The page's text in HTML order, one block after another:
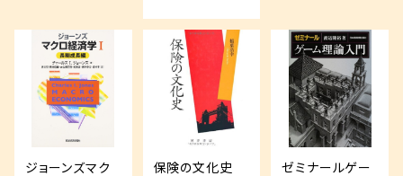
ジョーンズマク
保険の文化史
ゼミナールゲー